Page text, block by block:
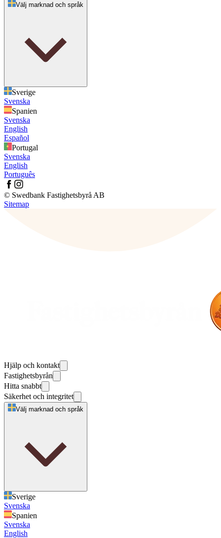
Välj marknad och språk
Sverige
Svenska
Spanien
Svenska
English
Español
Portugal
Svenska
English
Português
© Swedbank Fastighetsbyrå AB
Sitemap
Hjälp och kontakt
Fastighetsbyrån
Hitta snabbt
Säkerhet och integritet
Välj marknad och språk
Sverige
Svenska
Spanien
Svenska
English